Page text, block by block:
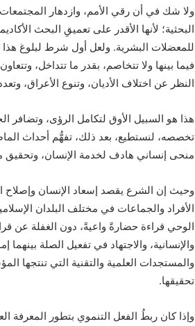
ولا شك في أن رقي الأمم، وازدهار
البحثية؛ لأنها الأقدر على تعميقِ البحث
للمعضلات البشرية. ولعل أول شرط لبلوغ هذا
فيما بينها ولا تتخاصم، بقدر ما تتداخل،
النظر عن اختلاف الأديان، وتنوع الأعراق،
هذا هو السبيل الأوق لتكامل الرؤى، وتضافر
تخصصه، لنستطيع، بعد ذلك، تفهُّم أحداث
منحى إنساني هادف لخدمة الإنسان، وتحقيق
وحيث إن الشرع يقصد إسعاد الإنسان وإصلاح
الأفراد والجماعات في مختلف البلدان
الوحي قراءة حضارةً واعيةً، دون الغفلة عن
والإنسانية، والاجتهاد في تفعيل الصلة
والمستجدات العلمية والتقنية التي تنتجها
تحقيقها.
وإذا كان ربطُ الفعل التنموي بتطور المعرفة